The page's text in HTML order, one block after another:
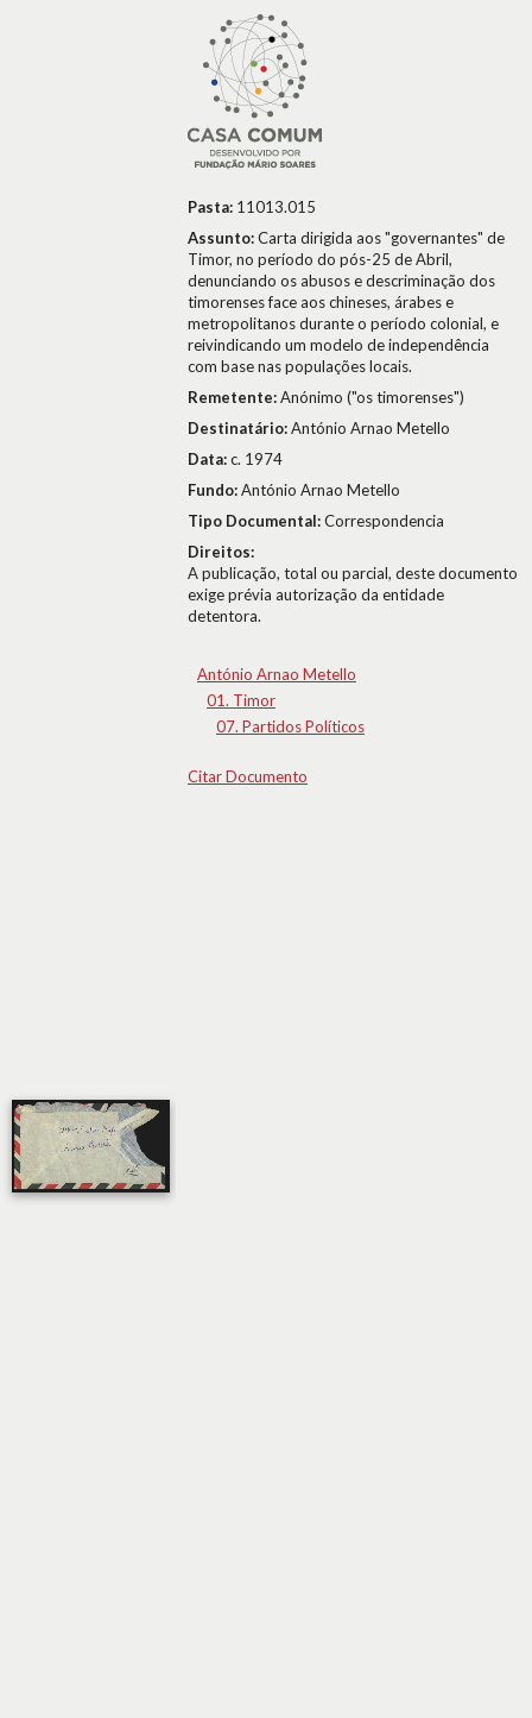
Pasta: 11013.015
Assunto:Carta dirigida aos "governantes" de
Timor, no período do pós-25 de Abril,
denunciando os abusos e descriminação dos
timorenses face aos chineses, árabes e
metropolitanos durante o período colonial, e
reivindicando um modelo de independência
com base nas populações locais.
Remetente:Anónimo ("os timorenses")
Destinatário:António Arnao Metello
Data:c. 1974
Fundo:António Arnao Metello
Tipo Documental:Correspondencia
Direitos:
A publicação, total ou parcial, deste documento
exige prévia autorização da entidade
detentora.
António Arnao Metello
01. Timor
07. Partidos Políticos
Citar Documento